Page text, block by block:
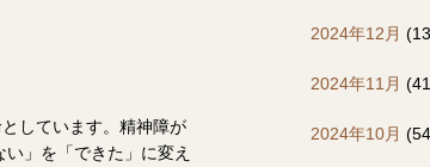
しています。精神障が
」を「できた」に変え
2024年12月
2024年11月
2024年10月